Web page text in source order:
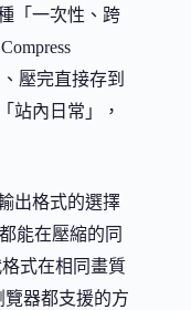
「一次性、跨
壓完直接存到
站內日常」，
出格式的選擇
能在壓縮的同
式在相同畫質
覽器都支援的方